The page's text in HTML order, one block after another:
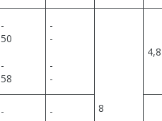
-
50
-
58
-
-
-
-
8
4,8
-
-